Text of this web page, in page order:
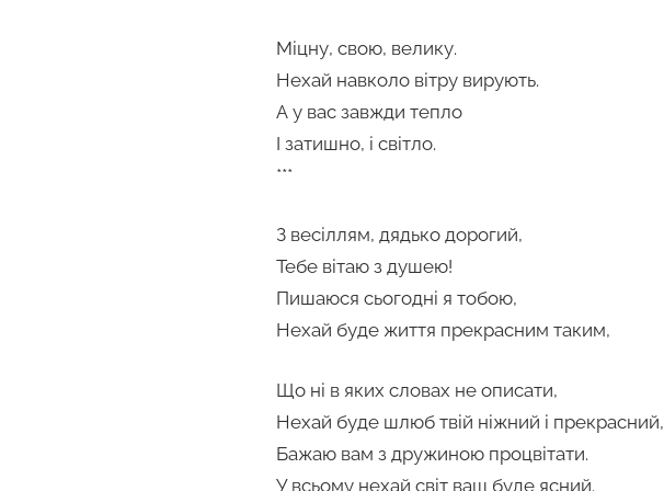
Міцну, свою, велику.
Нехай навколо вітру вирують.
А у вас завжди тепло
І затишно, і світло.
***
З весіллям, дядько дорогий,
Тебе вітаю з душею!
Пишаюся сьогодні я тобою,
Нехай буде життя прекрасним таким,
Що ні в яких словах не описати,
Нехай буде шлюб твій ніжний і прекрасний,
Бажаю вам з дружиною процвітати.
У всьому нехай світ ваш буде ясний.